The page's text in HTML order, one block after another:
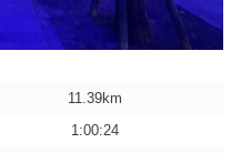
11.39km
1:00:24